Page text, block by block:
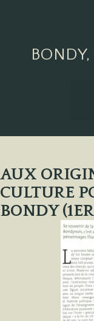
AUX
CULTURE
BONDY